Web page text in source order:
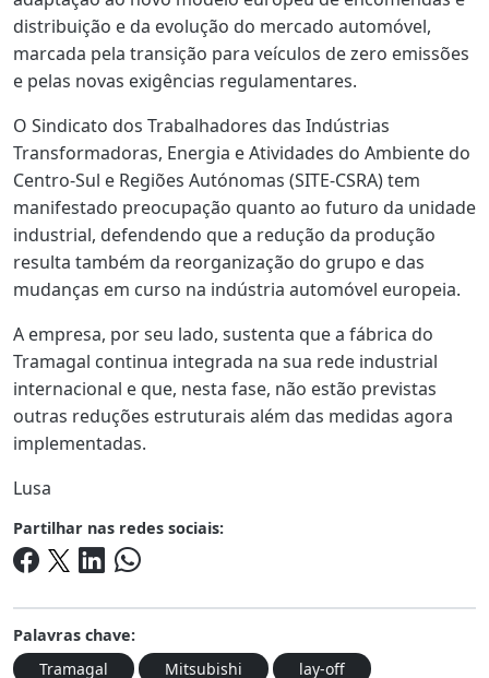
distribuição e da evolução do mercado automóvel,
marcada pela transição para veículos de zero emissões
e pelas novas exigências regulamentares.
O Sindicato dos Trabalhadores das Indústrias
Transformadoras, Energia e Atividades do Ambiente do
Centro-Sul e Regiões Autónomas (SITE-CSRA) tem
manifestado preocupação quanto ao futuro da unidade
industrial, defendendo que a redução da produção
resulta também da reorganização do grupo e das
mudanças em curso na indústria automóvel europeia.
A empresa, por seu lado, sustenta que a fábrica do
Tramagal continua integrada na sua rede industrial
internacional e que, nesta fase, não estão previstas
outras reduções estruturais além das medidas agora
implementadas.
Lusa
Partilhar nas redes sociais:
Palavras chave:
Tramagal
Mitsubishi lay-off